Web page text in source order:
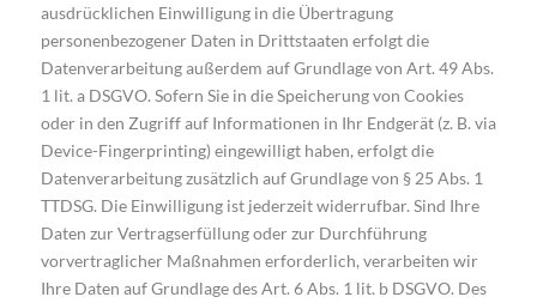
ausdrücklichen Einwilligung in die Übertragung
personenbezogener Daten in Drittstaaten erfolgt die
Datenverarbeitung außerdem auf Grundlage von Art. 49 Abs.
1 lit. a DSGVO. Sofern Sie in die Speicherung von Cookies
oder in den Zugriff auf Informationen in Ihr Endgerät (z. B. via
Device-Fingerprinting) eingewilligt haben, erfolgt die
Datenverarbeitung zusätzlich auf Grundlage von § 25 Abs. 1
TTDSG. Die Einwilligung ist jederzeit widerrufbar. Sind Ihre
Daten zur Vertragserfüllung oder zur Durchführung
vorvertraglicher Maßnahmen erforderlich, verarbeiten wir
Ihre Daten auf Grundlage des Art. 6 Abs. 1 lit. b DSGVO. Des